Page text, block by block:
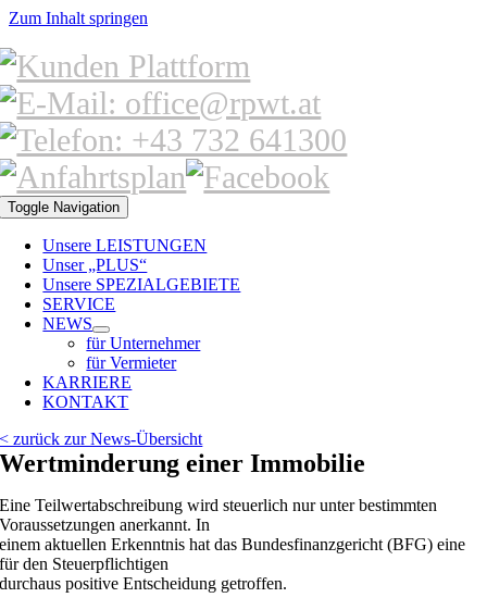
Zum Inhalt springen
Toggle Navigation
Unsere LEISTUNGEN
Unser „PLUS“
Unsere SPEZIALGEBIETE
SERVICE
NEWS
für Unternehmer
für Vermieter
KARRIERE
KONTAKT
< zurück zur News-Übersicht
Wertminderung einer Immobilie
Eine Teilwertabschreibung wird steuerlich nur unter bestimmten
Voraussetzungen anerkannt. In
einem aktuellen Erkenntnis hat das Bundesfinanzgericht (BFG) eine
für den Steuerpflichtigen
durchaus positive Entscheidung getroffen.